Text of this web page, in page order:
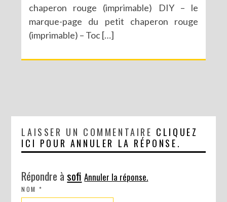
chaperon rouge (imprimable) DIY – le
marque-page du petit chaperon rouge
(imprimable) – Toc […]
LAISSER UN COMMENTAIRE CLIQUEZ
ICI POUR ANNULER LA RÉPONSE.
Répondre àsofi Annuler la réponse.
NOM*